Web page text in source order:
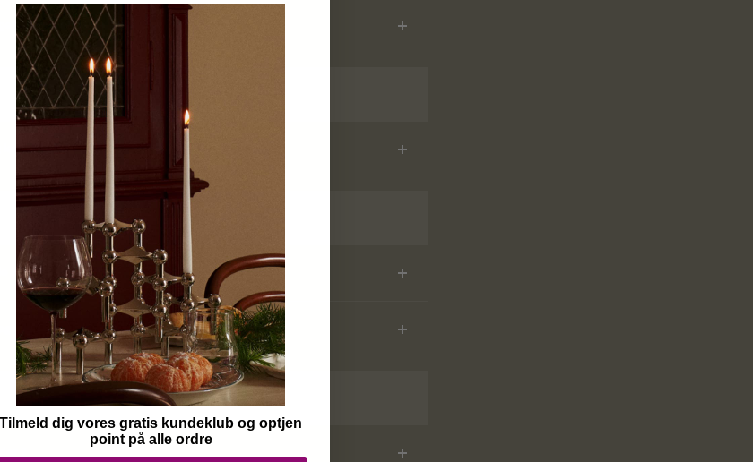
en ordrebekræftelse ?
?
?
mig ?
?
Tilmeld dig vores gratis kundeklub og optjen
point på alle ordre